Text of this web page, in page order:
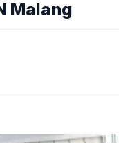
Malang